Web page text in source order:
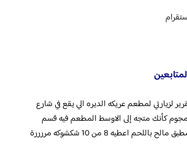
لزيارتي لمطعم عريكه الديره الي يقع في شارع
كأنك متجه إلى الاوسط المطعم فيه قسم
للعوائل طلباتنا كانت مطبق مالح باللحم اعطيه 8 من 10 شكشوكه مررررة